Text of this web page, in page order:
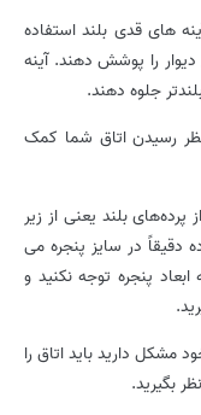
های قدی بلند استفاده
را پوشش دهند. آینه
جلوه دهند.
رسیدن اتاق شما کمک
بلند یعنی از زیر
دقیقاً در سایز پنجره می
پنجره توجه نکنید و
مشکل دارید باید اتاق را
بگیرید.